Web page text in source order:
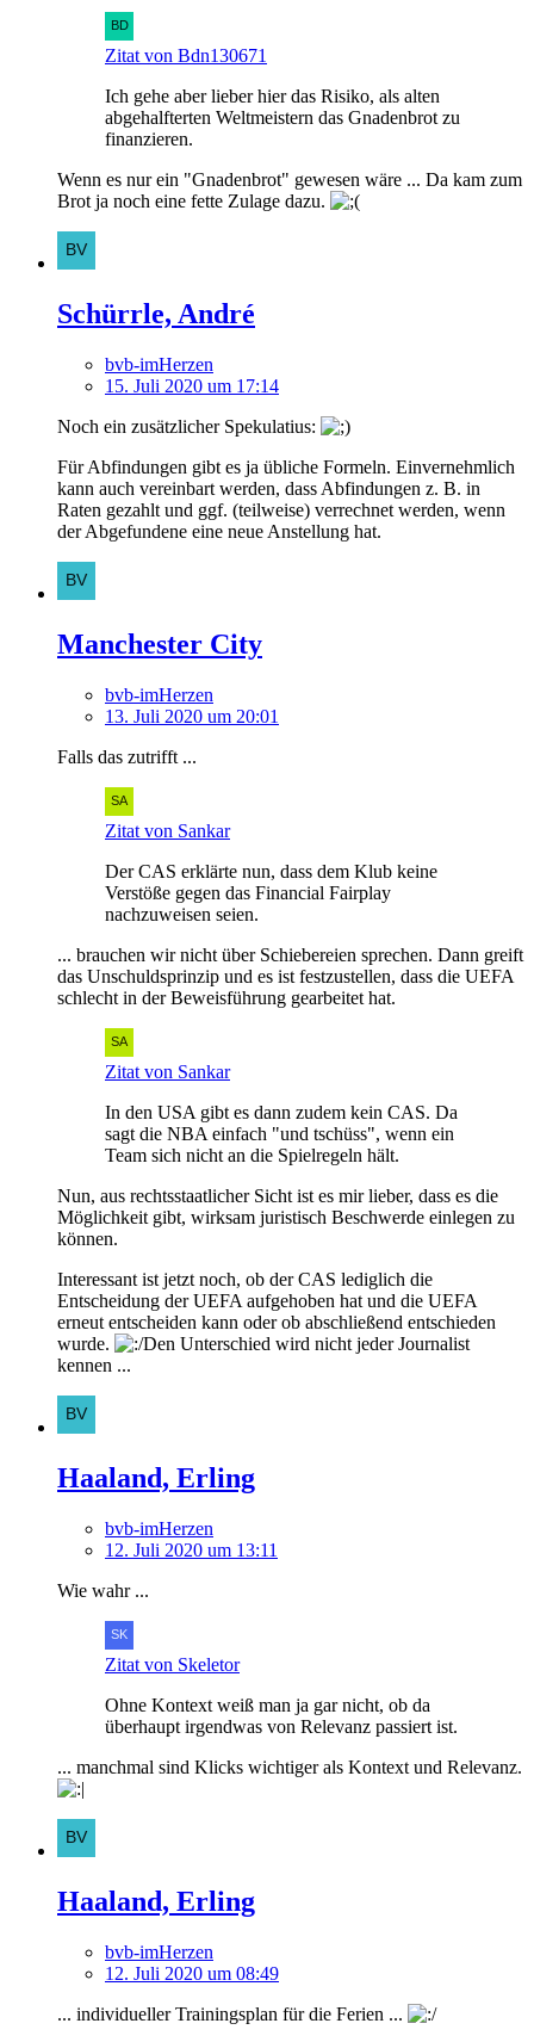
Zitat von Bdn130671
Ich gehe aber lieber hier das Risiko, als alten
abgehalfterten Weltmeistern das Gnadenbrot zu
finanzieren.
Wenn es nur ein "Gnadenbrot" gewesen wäre ... Da kam zum
Brot ja noch eine fette Zulage dazu.
Schürrle, André
bvb-imHerzen
15. Juli 2020 um 17:14
Noch ein zusätzlicher Spekulatius:
Für Abfindungen gibt es ja übliche Formeln. Einvernehmlich
kann auch vereinbart werden, dass Abfindungen z. B. in
Raten gezahlt und ggf. (teilweise) verrechnet werden, wenn
der Abgefundene eine neue Anstellung hat.
Manchester City
bvb-imHerzen
13. Juli 2020 um 20:01
Falls das zutrifft ...
Zitat von Sankar
Der CAS erklärte nun, dass dem Klub keine
Verstöße gegen das Financial Fairplay
nachzuweisen seien.
... brauchen wir nicht über Schiebereien sprechen. Dann greift
das Unschuldsprinzip und es ist festzustellen, dass die UEFA
schlecht in der Beweisführung gearbeitet hat.
Zitat von Sankar
In den USA gibt es dann zudem kein CAS. Da
sagt die NBA einfach "und tschüss", wenn ein
Team sich nicht an die Spielregeln hält.
Nun, aus rechtsstaatlicher Sicht ist es mir lieber, dass es die
Möglichkeit gibt, wirksam juristisch Beschwerde einlegen zu
können.
Interessant ist jetzt noch, ob der CAS lediglich die
Entscheidung der UEFA aufgehoben hat und die UEFA
erneut entscheiden kann oder ob abschließend entschieden
wurde.
Den Unterschied wird nicht jeder Journalist
kennen ...
Haaland, Erling
bvb-imHerzen
12. Juli 2020 um 13:11
Wie wahr ...
Zitat von Skeletor
Ohne Kontext weiß man ja gar nicht, ob da
überhaupt irgendwas von Relevanz passiert ist.
... manchmal sind Klicks wichtiger als Kontext und Relevanz.
Haaland, Erling
bvb-imHerzen
12. Juli 2020 um 08:49
... individueller Trainingsplan für die Ferien ...